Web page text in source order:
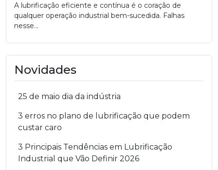
A lubrificação eficiente e contínua é o coração de
qualquer operação industrial bem-sucedida. Falhas
nesse...
Novidades
25 de maio dia da indústria
3 erros no plano de lubrificação que podem
custar caro
3 Principais Tendências em Lubrificação
Industrial que Vão Definir 2026